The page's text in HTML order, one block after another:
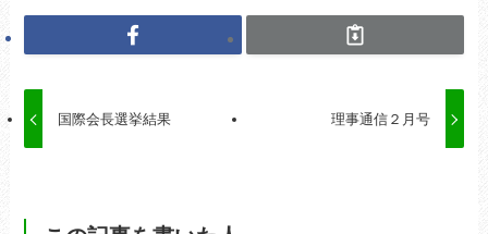
国際会長選挙結果 理事通信２月号